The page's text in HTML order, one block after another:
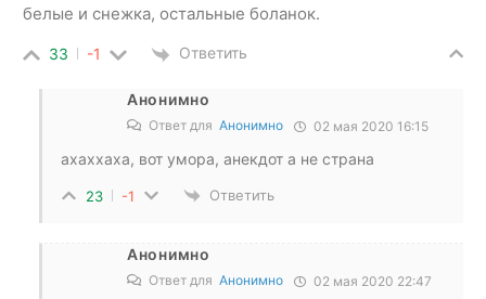
белые и снежка, остальные боланок.
33 -1 Ответить
Анонимно
Ответ для Анонимно 02 мая 2020 16:15
axaxxaxa, вот умора, анекдот а не страна
23 -1 Ответить
Анонимно
Ответ для Анонимно 02 мая 2020 22:47